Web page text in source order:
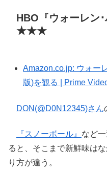
HBO『ウォーレン･
★★★
Amazon.co.jp: ウォー
版)を観る | Prime
DON(@D0N12345)さん
『スノーボール』 など
ると、そこまで新鮮味は
り方が違う。